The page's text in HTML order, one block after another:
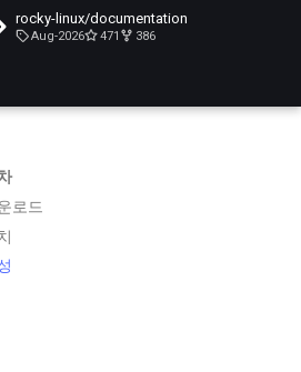
rocky-linux/documentation
Aug-2026 471 386
로드